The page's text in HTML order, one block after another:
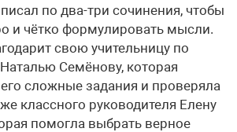
по два-три сочинения, чтобы
и чётко формулировать мысли.
свою учительницу по
Семёнову, которая
сложные задания и проверяла
классного руководителя Елену
помогла выбрать верное